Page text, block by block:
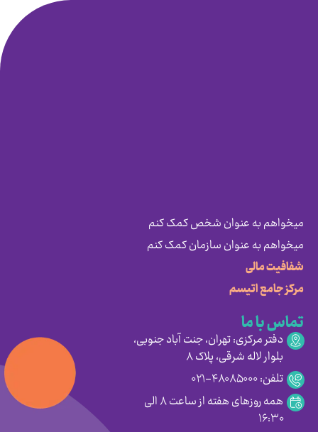
میخواهم به عنوان شخص کمک کنم
میخواهم به عنوان سازمان کمک کنم
شفافیت مالی
مرکز جامع اتیسم
تماس با ما
دفتر مرکزی: تهران، جنت آباد جنوبی،
بلوار لاله شرقی، پلاک ۸
تلفن: ۴۸۰۸۵۰۰۰-۰۲۱
همه روزهای هفته از ساعت ۸ الی
۱۶:۳۰